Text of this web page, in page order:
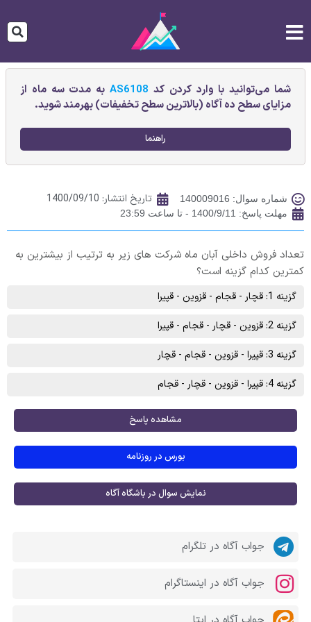
شما می‌توانید با وارد کردن کد AS6108به مدت سه ماه از
مزایای سطح ده آگاه (بالاترین سطح تخفیفات) بهرمند شوید.
راهنما
شماره سوال: 140009016 تاریخ انتشار: 1400/09/10
مهلت پاسخ: 1400/9/11 - تا ساعت 23:59
تعداد فروش داخلی آبان ماه شرکت های زیر به ترتیب از بیشترین به
کمترین کدام گزینه است؟
گزینه 1: قچار - قجام - قزوین - قپیرا
گزینه 2: قزوین - قچار - قجام - قپیرا
گزینه 3: قپیرا - قزوین - قجام - قچار
گزینه 4: قپیرا - قزوین - قچار - قجام
مشاهده پاسخ
بورس در روزنامه
نمایش سوال در باشگاه آگاه
جواب آگاه در تلگرام
جواب آگاه در اینستاگرام